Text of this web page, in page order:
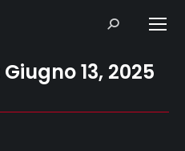
Search:
Giugno 13, 2025